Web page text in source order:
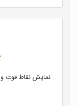
نمایش نقاط قوت